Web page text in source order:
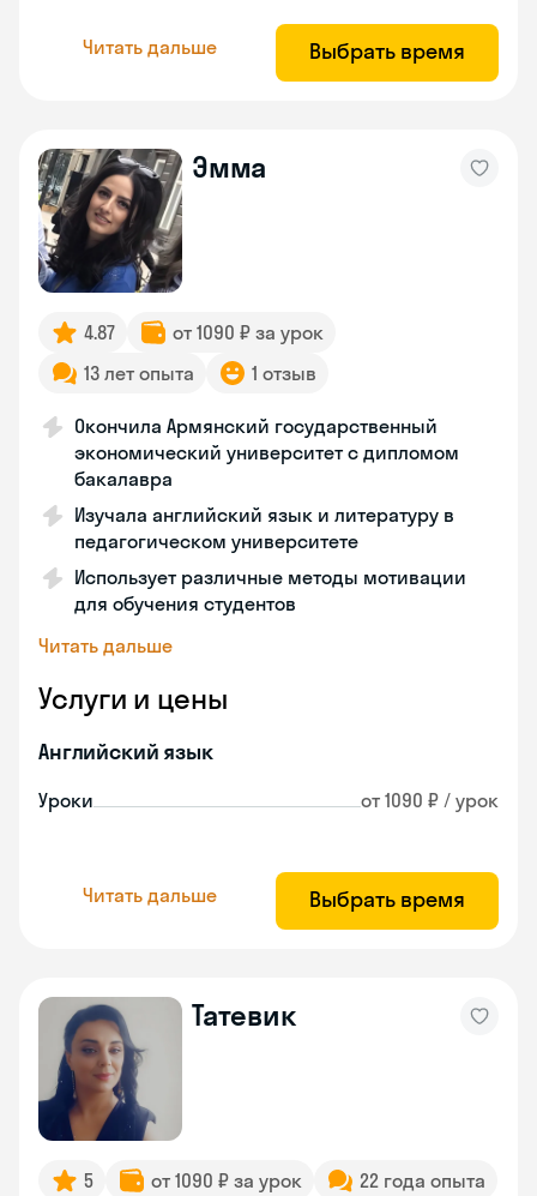
Читать дальше Выбрать время
Эмма
4.87
от 1090 ₽ за урок
13 лет опыта
1 отзыв
Окончила Армянский государственный
экономический университет с дипломом
бакалавра
Изучала английский язык и литературу в
педагогическом университете
Использует различные методы мотивации
для обучения студентов
Читать дальше
Услуги и цены
Английский язык
Уроки от 1090 ₽ / урок
Читать дальше Выбрать время
Татевик
5 от 1090 ₽ за урок 22 года опыта